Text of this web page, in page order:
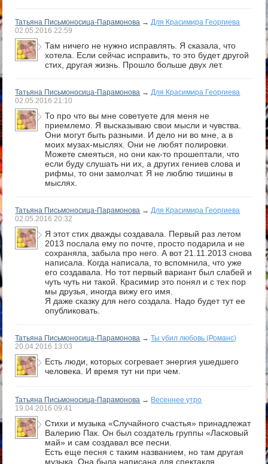
Татьяна Письмоносица-Парамонова →Для Красимира Георгиева
02.05.201622:59
Там ничего не нужно исправлять. Я сказала, что
хотела. Если сейчас исправить, то это будет другой
стих, другая жизнь. Прошло больше двух лет.
Татьяна Письмоносица-Парамонова →Для Красимира Георгиева
02.05.201621:10
То про что вы мне советуете для меня не
приемлемо. Я высказываю свои мысли и чувства.
Они могут быть разными. И дело ни во мне, а в
моих музах-мыслях. Они не любят полировки.
Можете смеяться, но они как-то прошептали, что
если буду слушать ни их, а других гениев слова и
рифмы, то они замолчат. Я не люблю тишины в
мыслях.
Татьяна Письмоносица-Парамонова →Для Красимира Георгиева
02.05.201620:32
Я этот стих дважды создавала. Первый раз летом
2013 послала ему по почте, просто подарила и не
сохраняла, забыла про него. А вот 21.11.2013 снова
написала. Когда написала, то вспомнила, что уже
его создавала. Но тот первый вариант был слабей и
чуть чуть ни такой. Красимир это понял и с тех пор
мы друзья, иногда вижу его имя.
Я даже сказку для него создала. Надо будет тут ее
опубликовать.
Татьяна Письмоносица-Парамонова →Ты убил любовь (Романс)
20.04.2016 13:03
Есть люди, которых согревает энергия ушедшего
человека. И время тут ни при чем.
Татьяна Письмоносица-Парамонова → Весеннее утро
19.04.201609:41
Стихи и музыка «Случайного счастья» принадлежат
Валерию Пак. Он был создатель группы «Ласковый
май» и сам создавал все песни.
Есть еще песня с таким названием, но там другая
музыка. Она была написана для спектакля